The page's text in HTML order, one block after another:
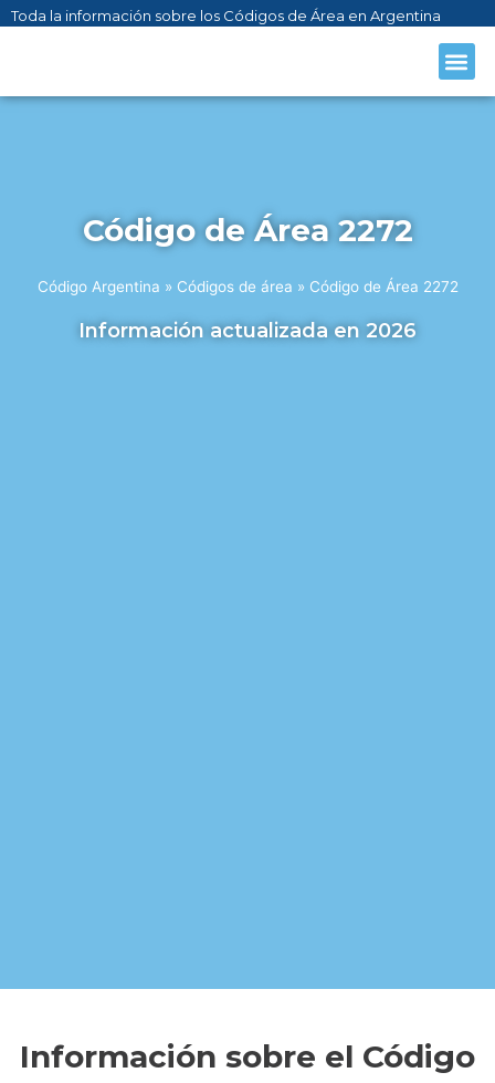
Toda la información sobre los Códigos de Área en Argentina
Código de Área 2272
Código Argentina » Códigos de área » Código de Área 2272
Información actualizada en 2026
Información sobre el Código